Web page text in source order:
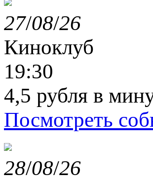
27/08/26
Киноклуб
19:30
4,5 рубля в
Посмотреть
28/08/26